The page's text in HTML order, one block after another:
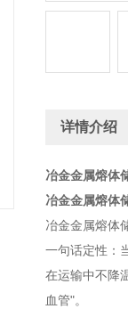
详情介绍
冶金金属熔体
冶金金属熔体
冶金金属熔
一句话定性：
在运输中不降
血管"。